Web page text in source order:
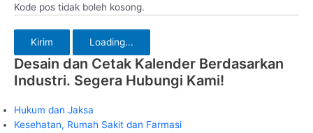
Kode pos tidak boleh kosong.
Kirim Loading...
Desain dan Cetak Kalender Berdasarkan
Industri. Segera Hubungi Kami!
Hukum dan Jaksa
Kesehatan, Rumah Sakit dan Farmasi